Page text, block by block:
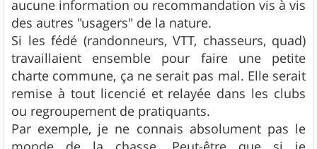
aucune information ou recommandation vis à vis
des autres "usagers" de la nature.
Si les fédé (randonneurs, VTT, chasseurs, quad)
travaillaient ensemble pour faire une petite
charte commune, ça ne serait pas mal. Elle serait
remise à tout licencié et relayée dans les clubs
ou regroupement de pratiquants.
Par exemple, je ne connais absolument pas le